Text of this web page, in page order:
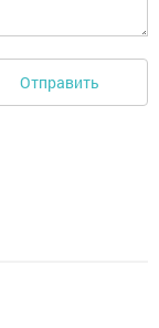
Отправить